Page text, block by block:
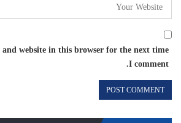
and website in this browser for the next time
I comment.